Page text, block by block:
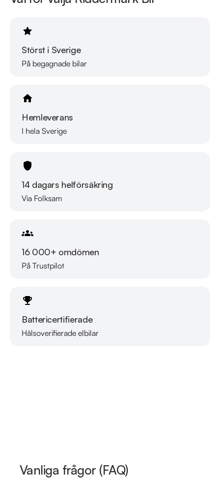
Störst i Sverige
På begagnade bilar
Hemleverans
I hela Sverige
14 dagars helförsäkring
Via Folksam
16 000+ omdömen
På Trustpilot
Battericertifierade
Hälsoverifierade elbilar
Läs mer om oss
Vanliga frågor (FAQ)
https://vimeo.com/1011323016
Telefontider:
Besökstider i butik:
Lördag 10:00 - 18:00
Söndag 10:00 - 16:00
Välkomna!